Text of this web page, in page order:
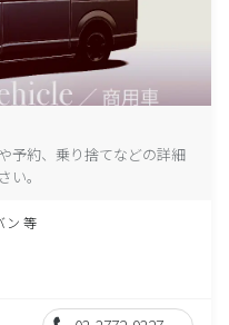
予約、乗り捨てなどの詳細
。
ン 等